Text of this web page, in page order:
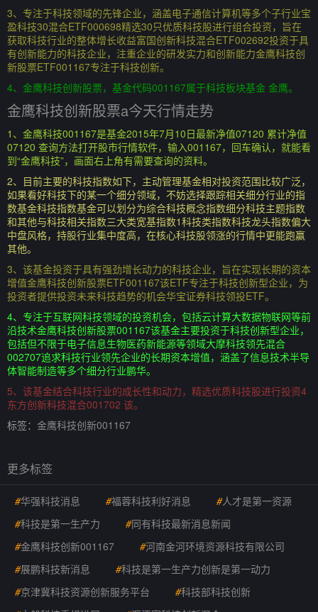
3、专注于科技领域的先锋企业，涵盖电子通信计算机等多个子行业宝
盈科技30混合ETF000698精选30只优质科技股进行组合投资，旨在
获取科技行业的整体增长收益富国创新科技混合ETF002692投资于具
有创新能力的科技企业，注重企业的研发实力和创新能力金鹰科技创
新股票ETF001167专注于科技创新。
4、金鹰科技创新股票，基金代码001167属于科技板块基金 金鹰。
金鹰科技创新股票a今天行情走势
1、金鹰科技001167是基金2015年7月10日最新净值07120 累计净值
07120 查询方法打开股市行情软件，输入001167，回车确认，就能看
到“金鹰科技”，画面右上角有需要查询的资料。
2、目前主要的科技指数如下，主动管理基金相对投资范围比较广泛，
如果看好科技下的某一个细分领域，不妨选择跟踪相关细分行业的指
数基金科技指数基金可以划分为综合科技概念指数细分科技主题指数
和其他与科技相关指数三大类宽基指数1科技类指数科技龙头指数偏大
中盘风格，持股行业集中度高，在核心科技股领涨的行情中更能跑赢
其他。
3、该基金投资于具有强劲增长动力的科技企业，旨在实现长期的资本
增值金鹰科技创新股票ETF001167该ETF专注于科技创新型企业，为
投资者提供投资未来科技趋势的机会华宝证券科技领投ETF。
4、专注于互联网科技领域的投资机会，包括云计算大数据物联网等前
沿技术金鹰科技创新股票001167该基金主要投资于科技创新型企业，
包括但不限于电子信息生物医药新能源等领域大摩科技领先混合
002707追求科技行业领先企业的长期资本增值，涵盖了信息技术半导
体智能制造等多个细分行业鹏华。
5、该基金结合科技行业的成长性和动力，精选优质科技股进行投资4
东方创新科技混合001702 该。
标签： 金鹰科技创新001167
更多标签
#华强科技消息 #福蓉科技利好消息 #人才是第一资源
#科技是第一生产力 #同有科技最新消息新闻
#金鹰科技创新001167 #河南金河环境资源科技有限公司
#展鹏科技新消息 #科技是第一生产力创新是第一动力
#京津冀科技资源创新服务平台 #科技部科技创新